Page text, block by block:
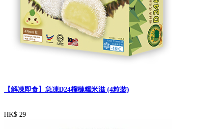
【解凍即食】急凍D24榴槤糯米滋 (4粒裝)
HK$ 29